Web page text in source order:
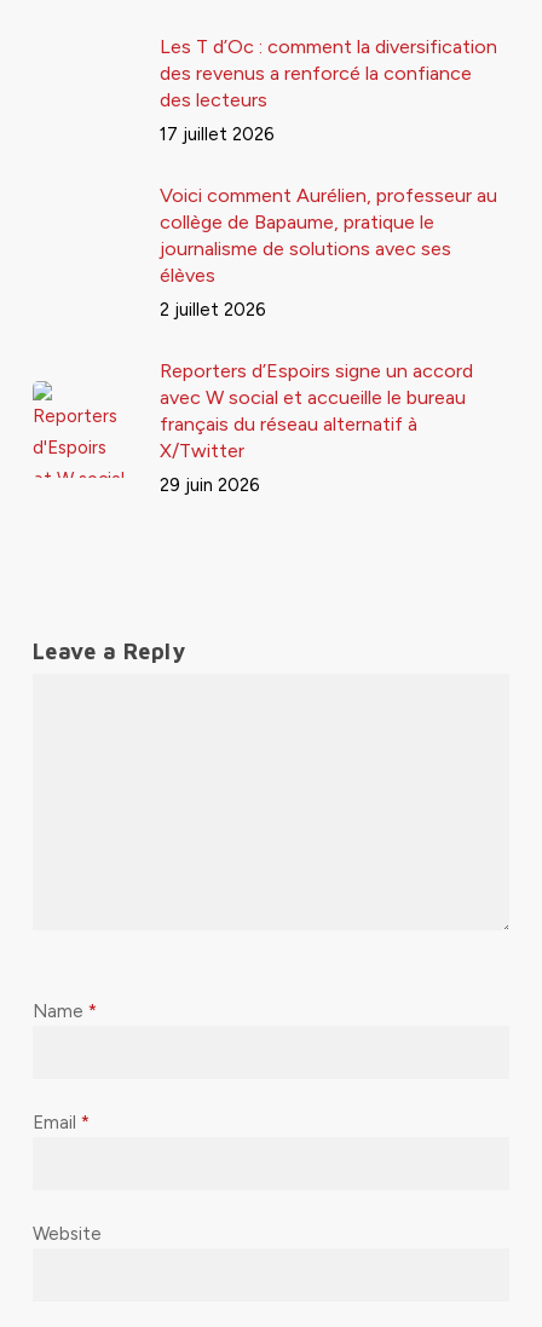
Les T d’Oc : comment la diversification
des revenus a renforcé la confiance
des lecteurs
17 juillet 2026
Voici comment Aurélien, professeur au
collège de Bapaume, pratique le
journalisme de solutions avec ses
élèves
2 juillet 2026
Reporters d’Espoirs signe un accord
avec W social et accueille le bureau
français du réseau alternatif à
X/Twitter
29 juin 2026
Leave a Reply
Name *
Email *
Website